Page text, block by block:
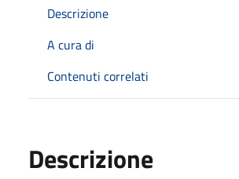
Descrizione
A cura di
Contenuti correlati
Descrizione